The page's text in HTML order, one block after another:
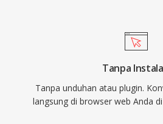
Tanpa
Tanpa unduhan atau plugin.
langsung di browser web Anda